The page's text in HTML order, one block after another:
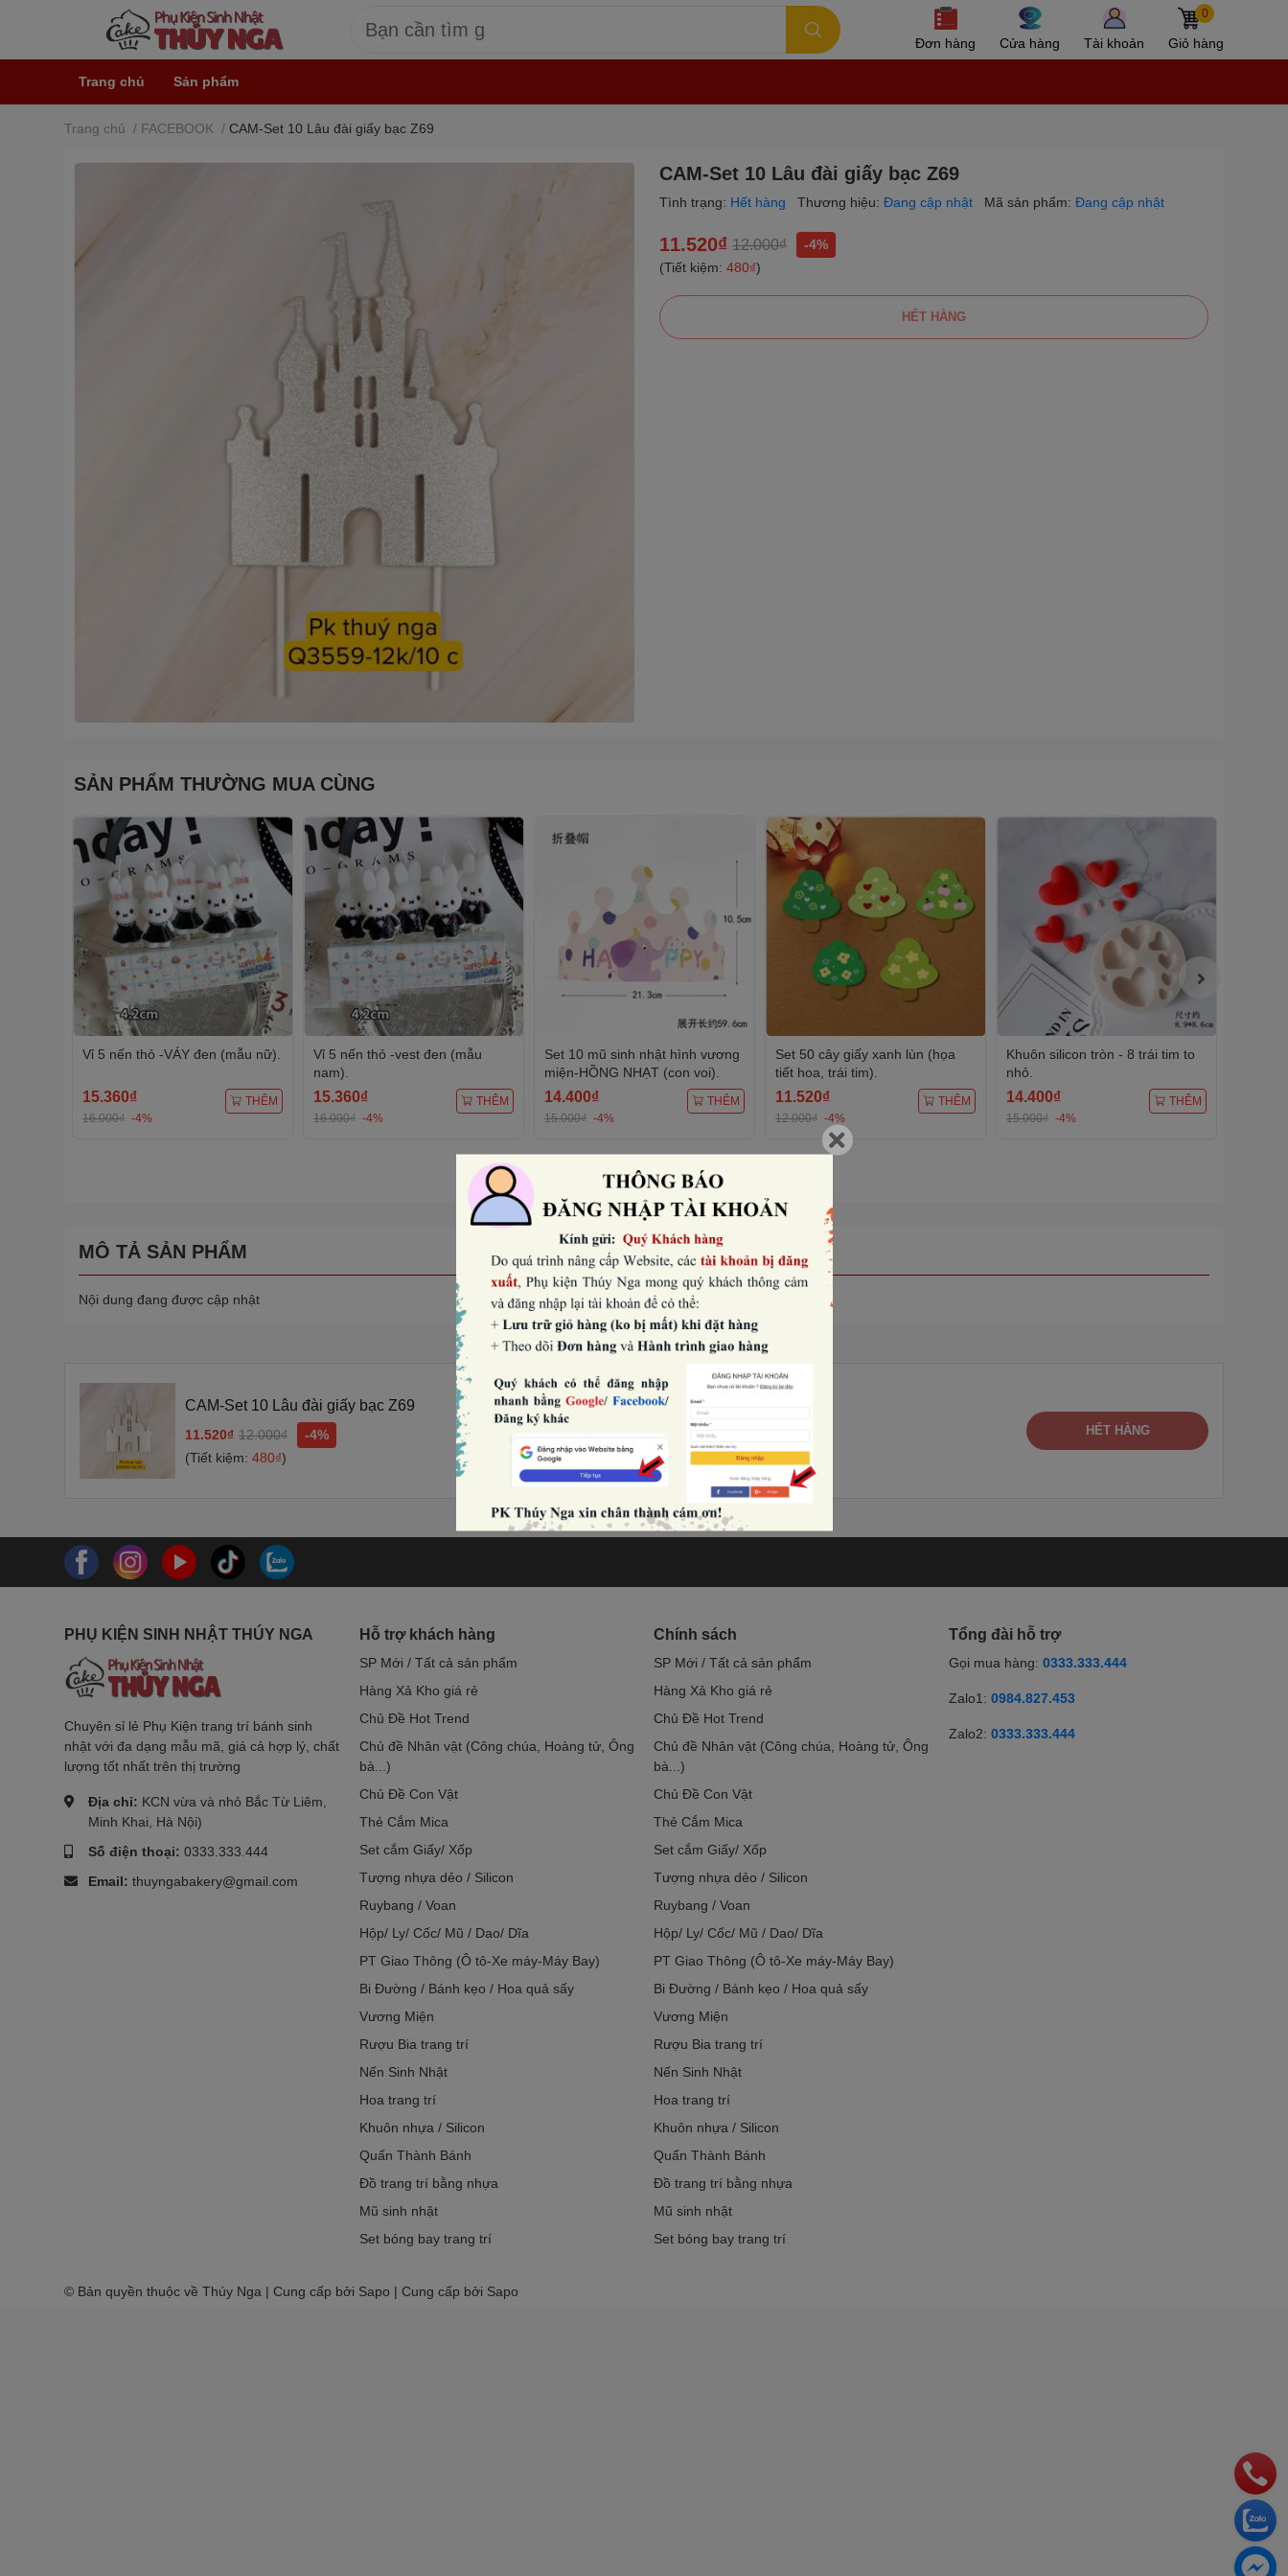
Đơn hàng Cửa hàng Tài khoản
0
Giỏ hàng
Trang chủ Sản phẩm
Trang chủ / FACEBOOK / CAM-Set 10 Lâu đài giấy bạc Z69
CAM-Set 10 Lâu đài giấy bạc Z69
Tình trạng: Hết hàng Thương hiệu: Đang cập nhật Mã sản phẩm: Đang cập nhật
11.520₫ 12.000₫
-4%
(Tiết kiệm: 480₫)
HẾT HÀNG
SẢN PHẨM THƯỜNG MUA CÙNG
Vỉ 5 nến thỏ -VÁY đen (mẫu nữ).
15.360₫
16.000₫ -4%
THÊM
Vỉ 5 nến thỏ -vest đen (mẫu
nam).
15.360₫
16.000₫ -4%
THÊM
Set 10 mũ sinh nhật hình vương
miện-HỒNG NHẠT (con voi).
14.400₫
15.000₫ -4%
THÊM
Set 50 cây giấy xanh lùn (họa
tiết hoa, trái tim).
11.520₫
12.000₫ -4%
THÊM
Khuôn silicon tròn - 8 trái tim to
nhỏ.
14.400₫
15.000₫ -4%
THÊM
Xem tất cả
MÔ TẢ SẢN PHẨM
Nội dung đang được cập nhật
CAM-Set 10 Lâu đài giấy bạc Z69
11.520₫ 12.000₫
-4%
(Tiết kiệm: 480₫)
HẾT HÀNG
PHỤ KIỆN SINH NHẬT THÚY NGA
Chuyên sỉ lẻ Phụ Kiện trang trí bánh sinh
nhật với đa dạng mẫu mã, giá cả hợp lý, chất
lượng tốt nhất trên thị trường
Địa chỉ: KCN vừa và nhỏ Bắc Từ Liêm,
Minh Khai, Hà Nội)
Số điện thoại: 0333.333.444
Email: thuyngabakery@gmail.com
Hỗ trợ khách hàng
SP Mới / Tất cả sản phẩm
Hàng Xả Kho giá rẻ
Chủ Đề Hot Trend
Chủ đề Nhân vật (Công chúa, Hoàng tử, Ông
bà...)
Chủ Đề Con Vật
Thẻ Cắm Mica
Set cắm Giấy/ Xốp
Tượng nhựa dẻo / Silicon
Ruybang / Voan
Hộp/ Ly/ Cốc/ Mũ / Dao/ Dĩa
PT Giao Thông (Ô tô-Xe máy-Máy Bay)
Bi Đường / Bánh kẹo / Hoa quả sấy
Vương Miện
Rượu Bia trang trí
Nến Sinh Nhật
Hoa trang trí
Khuôn nhựa / Silicon
Quấn Thành Bánh
Đồ trang trí bằng nhựa
Mũ sinh nhật
Set bóng bay trang trí
Chính sách
SP Mới / Tất cả sản phẩm
Hàng Xả Kho giá rẻ
Chủ Đề Hot Trend
Chủ đề Nhân vật (Công chúa, Hoàng tử, Ông
bà...)
Chủ Đề Con Vật
Thẻ Cắm Mica
Set cắm Giấy/ Xốp
Tượng nhựa dẻo / Silicon
Ruybang / Voan
Hộp/ Ly/ Cốc/ Mũ / Dao/ Dĩa
PT Giao Thông (Ô tô-Xe máy-Máy Bay)
Bi Đường / Bánh kẹo / Hoa quả sấy
Vương Miện
Rượu Bia trang trí
Nến Sinh Nhật
Hoa trang trí
Khuôn nhựa / Silicon
Quấn Thành Bánh
Đồ trang trí bằng nhựa
Mũ sinh nhật
Set bóng bay trang trí
Tổng đài hỗ trợ
Gọi mua hàng: 0333.333.444
Zalo1: 0984.827.453
Zalo2: 0333.333.444
© Bản quyền thuộc về Thúy Nga | Cung cấp bởi Sapo | Cung cấp bởi Sapo